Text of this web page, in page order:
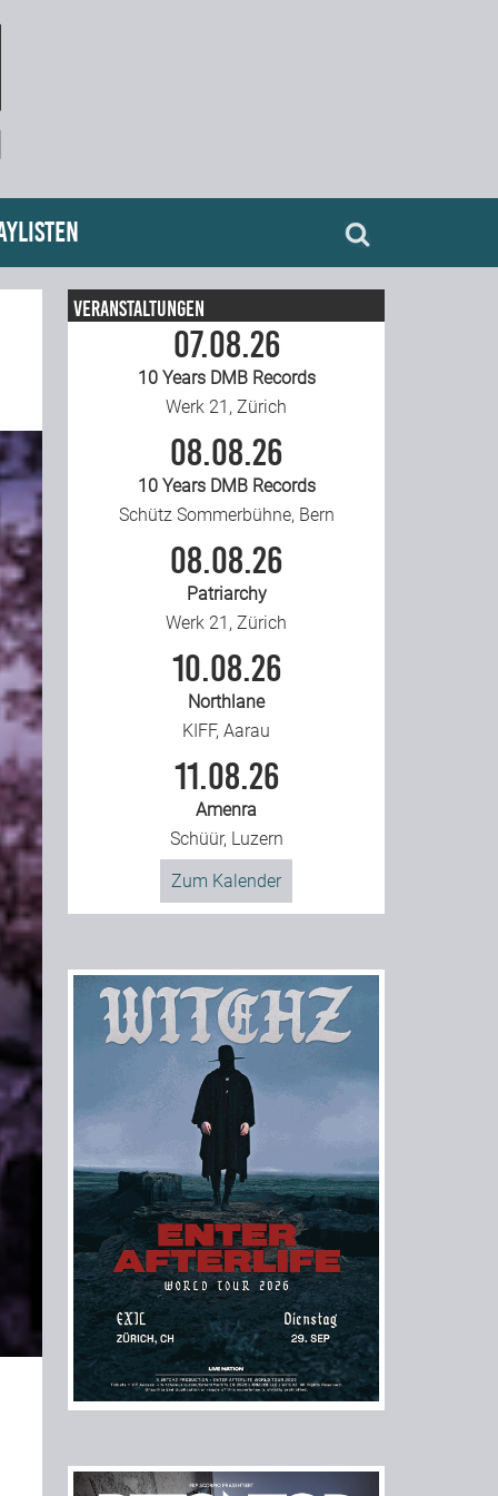
Veranstaltungen
07.08.26
10 Years DMB Records
Werk 21, Zürich
08.08.26
10 Years DMB Records
Schütz Sommerbühne, Bern
08.08.26
Patriarchy
Werk 21, Zürich
10.08.26
Northlane
KIFF, Aarau
11.08.26
Amenra
Schüür, Luzern
Zum Kalender